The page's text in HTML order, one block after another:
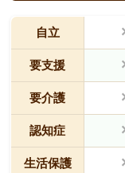
自立
要支援
要介護
認知症
生活保護